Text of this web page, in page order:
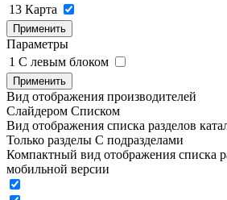
13 Карта
Применить
Параметры
1 C левым блоком
Применить
Вид отображения производителей
Слайдером Списком
Вид отображения списка разделов
Только разделы С подразделами
Компактный вид отображения списка
мобильной версии